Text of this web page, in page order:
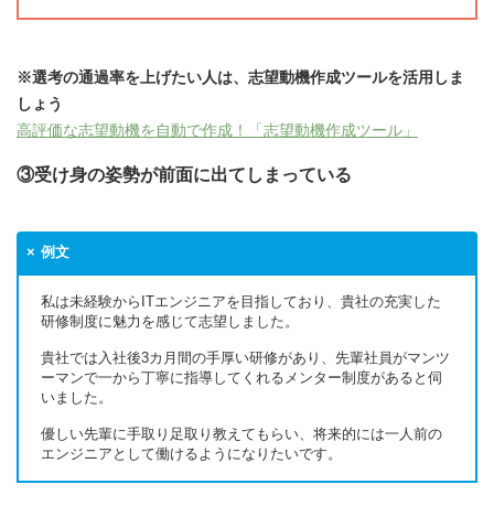
※選考の通過率を上げたい人は、志望動機作成ツールを活用しま
しょう
高評価な志望動機を自動で作成！「志望動機作成ツール」
③受け身の姿勢が前面に出てしまっている
例文
私は未経験からITエンジニアを目指しており、貴社の充実した
研修制度に魅力を感じて志望しました。
貴社では入社後3カ月間の手厚い研修があり、先輩社員がマンツ
ーマンで一から丁寧に指導してくれるメンター制度があると伺
いました。
優しい先輩に手取り足取り教えてもらい、将来的には一人前の
エンジニアとして働けるようになりたいです。